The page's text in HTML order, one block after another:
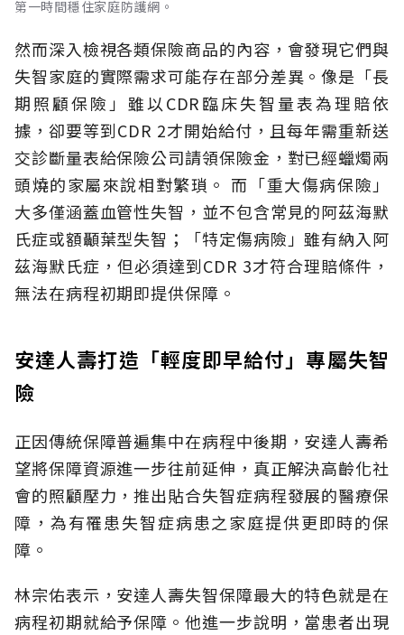
第一時間穩住家庭防護網。
然而深入檢視各類保險商品的內容，會發現它們與
失智家庭的實際需求可能存在部分差異。像是「長
期照顧保險」雖以CDR臨床失智量表為理賠依
據，卻要等到CDR 2才開始給付，且每年需重新送
交診斷量表給保險公司請領保險金，對已經蠟燭兩
頭燒的家屬來說相對繁瑣。 而「重大傷病保險」
大多僅涵蓋血管性失智，並不包含常見的阿茲海默
氏症或額顳葉型失智；「特定傷病險」雖有納入阿
茲海默氏症，但必須達到CDR 3才符合理賠條件，
無法在病程初期即提供保障。
安達人壽打造「輕度即早給付」專屬失智
險
正因傳統保障普遍集中在病程中後期，安達人壽希
望將保障資源進一步往前延伸，真正解決高齡化社
會的照顧壓力，推出貼合失智症病程發展的醫療保
障，為有罹患失智症病患之家庭提供更即時的保
障。
林宗佑表示，安達人壽失智保障最大的特色就是在
病程初期就給予保障。他進一步說明，當患者出現